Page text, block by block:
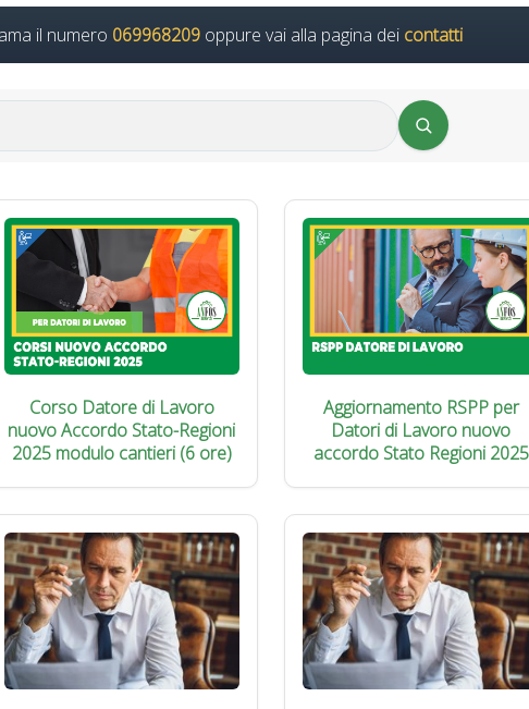
il numero 069968209 oppure vai alla pagina dei contatti
Corso Datore di Lavoro
nuovo Accordo Stato-Regioni
2025 modulo cantieri (6 ore)
Aggiornamento RSPP per
Datori di Lavoro nuovo
accordo Stato Regioni 2025